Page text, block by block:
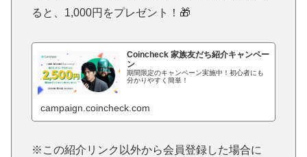
ると、1,000円をプレゼント！🎁
Coincheck 家族友だち紹介キャンペー
ン
期間限定のキャンペーン実施中！初心者にも
分かりやすく簡単！
campaign.coincheck.com
※この紹介リンク以外から会員登録した場合に